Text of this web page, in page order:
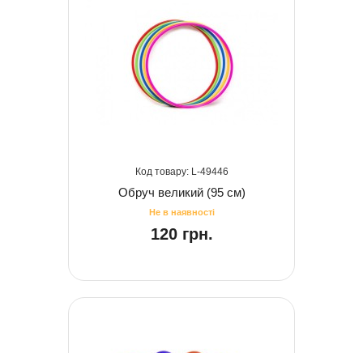
49446
Обруч великий (95 см)
120 грн.